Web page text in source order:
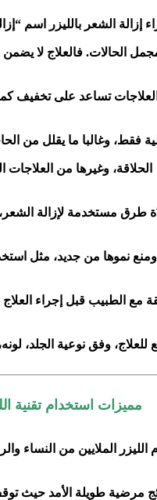
الشعر بالليزر اسم
الحالات. فالعلاج لا
تساعد على تخفيف
فقط، وغالبا ما يقلل من
الحلاقة، وغيرها من
طرق مستخدمة لإزالة
نموها من جديد، مثل
الطبيب قبل إجراء
وفق نوعية الجلد،
مميزات استخدام تقنية
الملايين من النساء
مرضية طويلة الأمد حيث